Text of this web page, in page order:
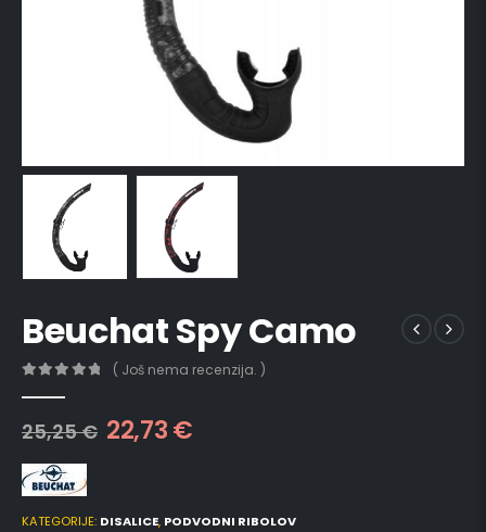
Beuchat Spy Camo
( Još nema recenzija. )
25,25€ 22,73€
KATEGORIJE: DISALICE, PODVODNI RIBOLOV